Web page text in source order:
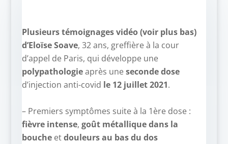
Plusieurs témoignages vidéo (voir plus bas)
d’Eloïse Soave, 32 ans, greffière à la cour
d’appel de Paris, qui développe une
polypathologieaprès uneseconde dose
d’injection anti-covid le 12 juillet 2021.
– Premiers symptômes suite à la 1ère dose :
fièvre intense, goût métallique dans la
boucheetdouleurs au bas du dos